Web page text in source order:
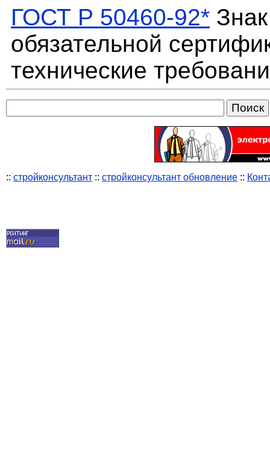
ГОСТ Р 50460-92*
обязательной
технические
:: стройконсультант :: стройконсультант обновление ::